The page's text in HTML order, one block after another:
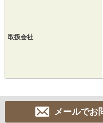
取扱会社
メールでお